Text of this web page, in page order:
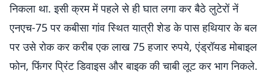
निकला था. इसी क्रम में पहले से ही घात लगा कर बैठे लुटेरों नें
एनएच-75 पर कबीसा गांव स्थित यात्री शेड के पास हथियार के बल
पर उसे रोक कर करीब एक लाख 75 हजार रुपये, एंड्रॉयड मोबाइल
फोन, फिंगर प्रिंट डिवाइस और बाइक की चाबी लूट कर भाग निकले.